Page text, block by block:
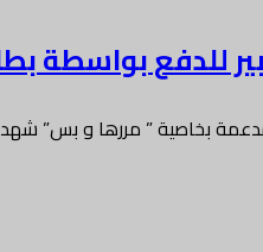
للدفع بواسطة
بخاصية ” مررها و بس”